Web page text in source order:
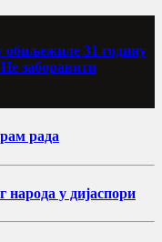
31 годину
заборавити
рада
народа у дијаспори